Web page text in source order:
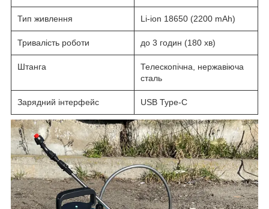
Тип живлення Li-ion 18650 (2200 mAh)
Тривалість роботи до 3 годин (180 хв)
Штанга
Телескопічна, нержавіюча
сталь
Зарядний інтерфейс USB Type-C